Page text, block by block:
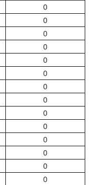
0
0
0
0
0
0
0
0
0
0
0
0
0
0